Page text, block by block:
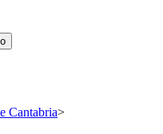
Cantabria>